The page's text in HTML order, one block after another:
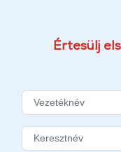
Értesülj